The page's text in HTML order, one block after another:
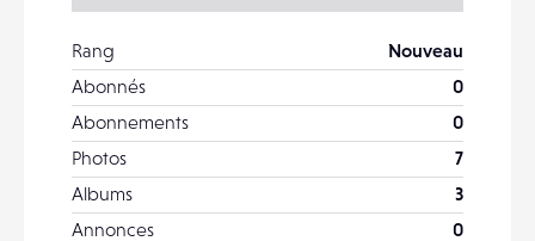
Rang
Nouveau
Abonnés
0
Abonnements
0
Photos
7
Albums
3
Annonces
0